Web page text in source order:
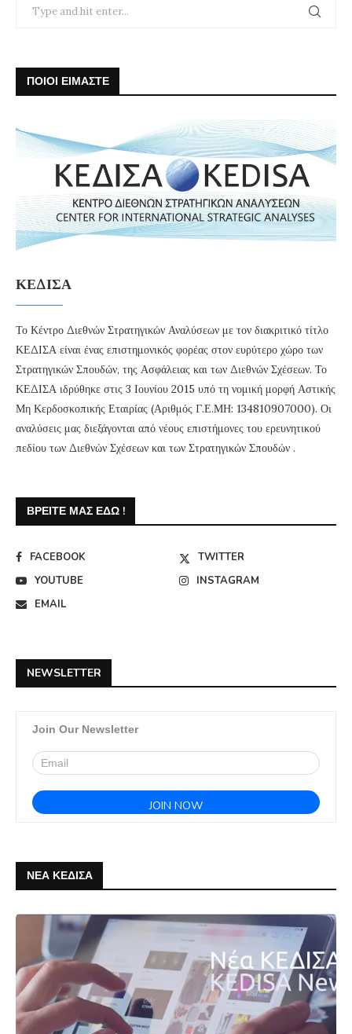
ΠΟΙΟΙ ΕΙΜΑΣΤΕ
ΚΕΔΙΣΑ
Το Κέντρο Διεθνών Στρατηγικών Αναλύσεων με τον διακριτικό τίτλο
ΚΕΔΙΣΑ είναι ένας επιστημονικός φορέας στον ευρύτερο χώρο των
Στρατηγικών Σπουδών, της Ασφάλειας και των Διεθνών Σχέσεων. Το
ΚΕΔΙΣΑ ιδρύθηκε στις 3 Ιουνίου 2015 υπό τη νομική μορφή Αστικής
Μη Κερδοσκοπικής Εταιρίας (Αριθμός Γ.Ε.ΜΗ: 134810907000). Οι
αναλύσεις μας διεξάγονται από νέους επιστήμονες του ερευνητικού
πεδίου των Διεθνών Σχέσεων και των Στρατηγικών Σπουδών .
ΒΡΕΊΤΕ ΜΑΣ ΕΔΏ !
FACEBOOK
TWITTER
YOUTUBE
INSTAGRAM
EMAIL
NEWSLETTER
Join Our Newsletter
ΝΕΑ ΚΕΔΙΣΑ